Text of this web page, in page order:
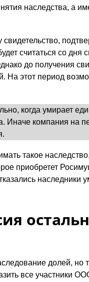
наследства, а
свидетельство,
считаться со дня
до получения
На этот период
когда умирает
Иначе компания на
такое
приобретет
наследники
долей, но
все участники